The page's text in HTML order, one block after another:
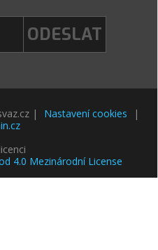
| Nastavení cookies
|
4.0 Mezinárodní License